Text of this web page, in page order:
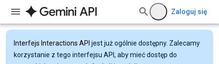
Zaloguj się
Interfejs Interactions API jest już ogólnie dostępny. Zalecamy
korzystanie z tego interfejsu API, aby mieć dostęp do